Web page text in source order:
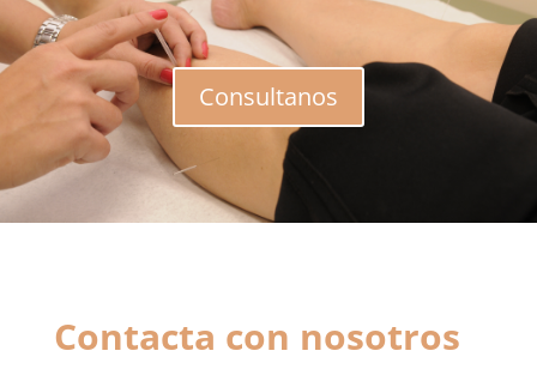
Consultanos
Contacta con nosotros